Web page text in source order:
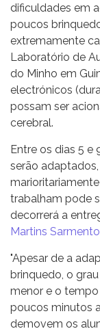
dificuldades em
poucos
extremamente
Laboratório de
do Minho em
electrónicos
possam ser
cerebral.
Entre os dias 5 e
serão
trabalham pode
decorrerá a
Martins Sarmento
"Apesar de a
brinquedo, o
menor e o
poucos minutos
demovem os